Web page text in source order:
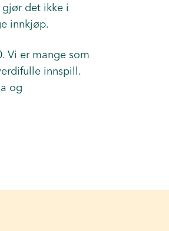
gjør det ikke i
innkjøp.
Vi er mange som
innspill.
og